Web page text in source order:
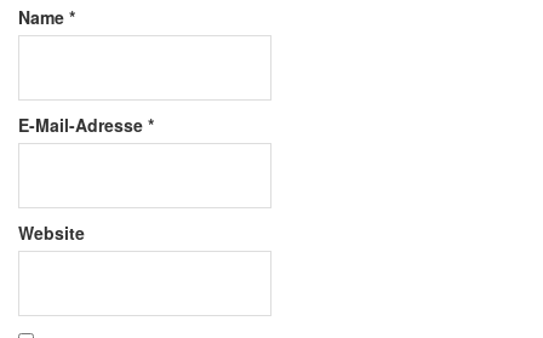
Name *
E-Mail-Adresse *
Website